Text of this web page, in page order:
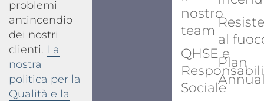
problemi
antincendio
dei nostri
clienti. La
nostra
politica per la
Qualità e la
nostro
team
QHSE e
Sociale
al
Plan